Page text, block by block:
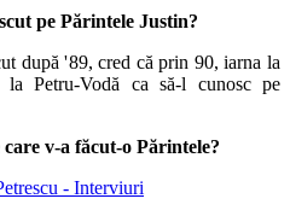
pe Părintele Justin?
după '89, cred că prin 90, iarna la
Petru-Vodă ca să-l cunosc pe
v-a făcut-o Părintele?
- Interviuri